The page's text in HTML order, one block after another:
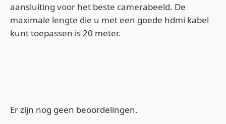
aansluiting voor het beste camerabeeld. De
maximale lengte die u met een goede hdmi kabel
kunt toepassen is 20 meter.
Er zijn nog geen beoordelingen.